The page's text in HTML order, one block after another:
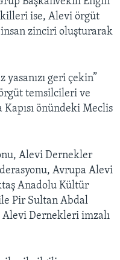
ise, Alevi örgüt
zinciri oluşturarak
yasanızı geri çekin”
temsilcileri ve
önündeki Meclis
Alevi Dernekler
Avrupa Alevi
Anadolu Kültür
Pir Sultan Abdal
Dernekleri imzalı